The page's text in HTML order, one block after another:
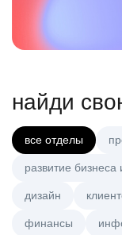
найди
все отделы
развитие
дизайн
финансы